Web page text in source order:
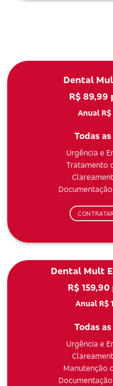
Dental
R$ 89,99
Anual
Todas
Urgência e
Tratamento
Dental Mult
R$
Anual R$
Todas
Urgência e
Manutenção